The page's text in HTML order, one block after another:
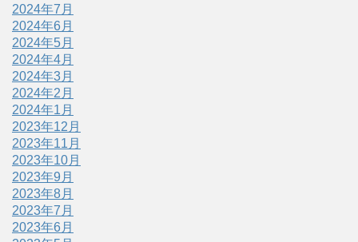
2024年7月
2024年6月
2024年5月
2024年4月
2024年3月
2024年2月
2024年1月
2023年12月
2023年11月
2023年10月
2023年9月
2023年8月
2023年7月
2023年6月